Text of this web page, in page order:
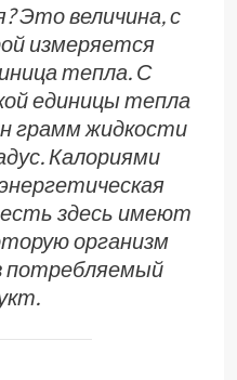
Это величина, с
измеряется
тепла. С
единицы тепла
грамм жидкости
Калориями
здесь имеют
организм
потребляемый